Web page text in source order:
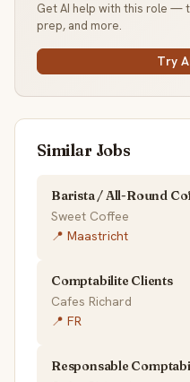
Get AI help with this role —
prep, and more.
Try
Similar Jobs
Barista / All-Round
Sweet Coffee
📍 Maastricht
Comptabilite Clients
Cafes Richard
📍 FR
Responsable